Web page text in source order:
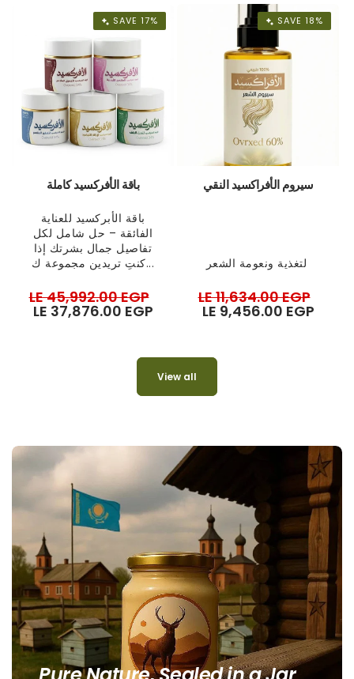
SAVE 17%
باقة الأفركسيد كاملة
باقة الأبركسيد للعناية
الفائقة – حل شامل لكل
تفاصيل جمال بشرتك إذا
كنتِ تريدين مجموعة ك...
Regular
price
LE 45,992.00 EGP
LE 37,876.00 EGP
SAVE 18%
سيروم الأفراكسيد النقي
Regular
price
LE 11,634.00 EGP
LE 9,456.00 EGP
View all